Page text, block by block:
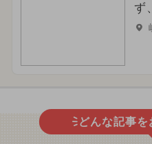
ず
どんな記事を